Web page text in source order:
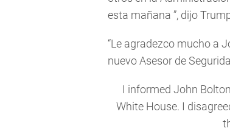
esta mañana ”, dijo
“Le agradezco mucho a
nuevo Asesor de
I informed John
White House. I